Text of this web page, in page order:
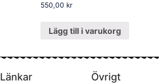
550,00 kr
Lägg till i varukorg
Länkar Övrigt